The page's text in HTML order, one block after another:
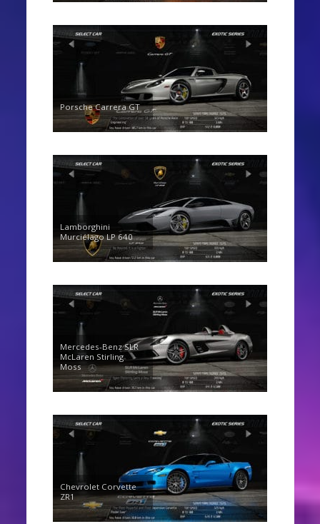
Porsche Carrera GT
Lamborghini
Murciélago LP 640
Mercedes-Benz SLR
McLaren Stirling
Moss
Chevrolet Corvette
ZR1